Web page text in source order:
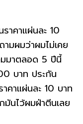
าคาแผ่นละ 10
มผมว่าผมไม่เคย
มาตลอด 5 ปีนี้
บาท ประกัน
คาแผ่นละ 10 บาท
นไว้ผมฝ่าตีนเลย